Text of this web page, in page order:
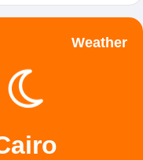
Weather